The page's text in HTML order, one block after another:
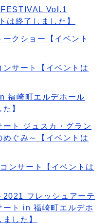
Vol.1
は終了しました】
クショー【イベント
サート【イベントは
福崎町エルデホール
】
ト ジュスカ・グラン
ぐみ～【イベントは
ンサート【イベントは
2021 フレッシュアーテ
ート in 福崎町エルデホ
した】